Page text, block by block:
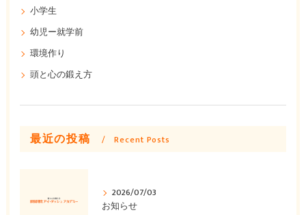
小学生
幼児ー就学前
環境作り
頭と心の鍛え方
最近の投稿 Recent Posts
2026/07/03
お知らせ